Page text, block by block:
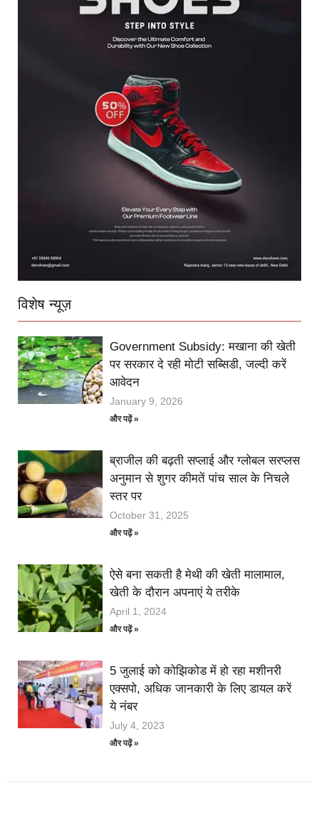
विशेष न्यूज़
Government Subsidy: मखाना की खेती
पर सरकार दे रही मोटी सब्सिडी, जल्दी करें
आवेदन
January 9, 2026
और पढ़ें »
ब्राजील की बढ़ती सप्लाई और ग्लोबल सरप्लस
अनुमान से शुगर कीमतें पांच साल के निचले
स्तर पर
October 31, 2025
और पढ़ें »
ऐसे बना सकती है मेथी की खेती मालामाल,
खेती के दौरान अपनाएं ये तरीके
April 1, 2024
और पढ़ें »
5 जुलाई को कोझिकोड में हो रहा मशीनरी
एक्सपो, अधिक जानकारी के लिए डायल करें
ये नंबर
July 4, 2023
और पढ़ें »